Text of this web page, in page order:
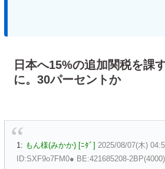
日本へ15%の追加関税を課
に。30パーセントか
1: もん様(みかか) [ﾆﾀﾞ] 2025/08/07(木)
ID:SXF9o7FM0● BE:421685208-2BP(4000)